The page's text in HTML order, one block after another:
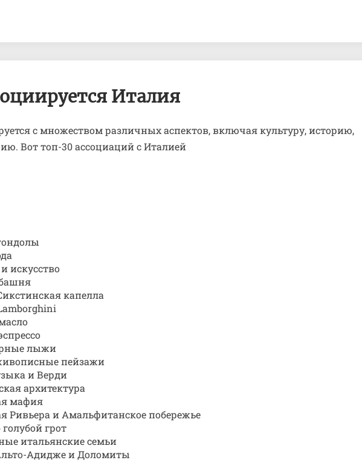
С
чем
Италия
Италия
с множеством различных аспектов, включая культуру, историю,
Вот топ-30 ассоциаций с Италией
искусство
капелла
лыжи
пейзажи
и Верди
архитектура
мафия
Ривьера и Амальфитанское побережье
грот
итальянские семьи
Адидже и Доломиты